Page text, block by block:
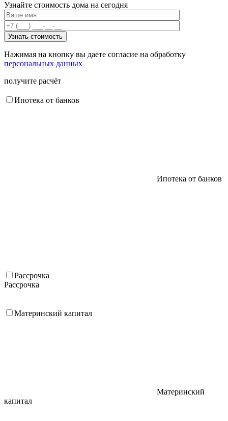
Узнайте стоимость дома на сегодня
Нажимая на кнопку вы даете согласие на обработку
персональных данных
получите расчёт
Ипотека от банков
Ипотека от банков
Рассрочка
Рассрочка
Материнский капитал
Материнский
капитал